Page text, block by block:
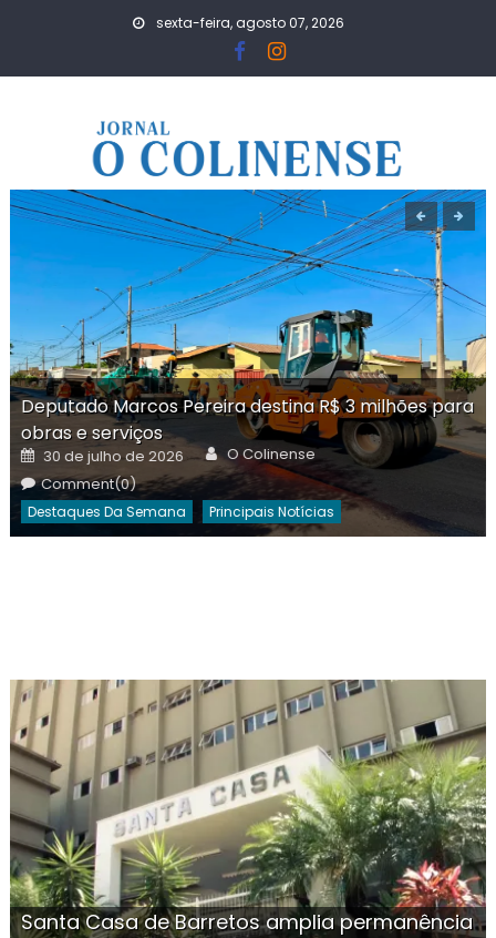
sexta-feira, agosto 07, 2026
Deputado Marcos Pereira destina R$ 3 milhões para
obras e serviços
Posted
on
30 de julho de 2026 Author
O Colinense
Comment(0)
Destaques Da Semana Principais Notícias
Santa Casa de Barretos amplia permanência